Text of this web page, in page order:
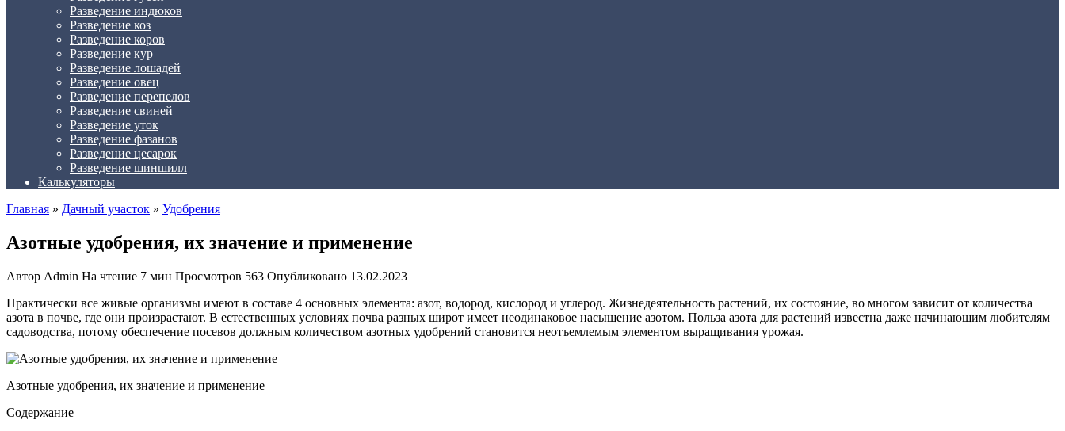
Разведение индюков
Разведение коз
Разведение коров
Разведение кур
Разведение лошадей
Разведение овец
Разведение перепелов
Разведение свиней
Разведение уток
Разведение фазанов
Разведение цесарок
Разведение шиншилл
Калькуляторы
Главная » Дачный участок » Удобрения
Азотные удобрения, их значение и применение
Автор Admin На чтение 7 мин Просмотров 563 Опубликовано 13.02.2023
Практически все живые организмы имеют в составе 4 основных элемента: азот, водород, кислород и углерод. Жизнедеятельность растений, их состояние, во многом зависит от количества
азота в почве, где они произрастают. В естественных условиях почва разных широт имеет неодинаковое насыщение азотом. Польза азота для растений известна даже начинающим любителям
садоводства, потому обеспечение посевов должным количеством азотных удобрений становится неотъемлемым элементом выращивания урожая.
Азотные удобрения, их значение и применение
Содержание